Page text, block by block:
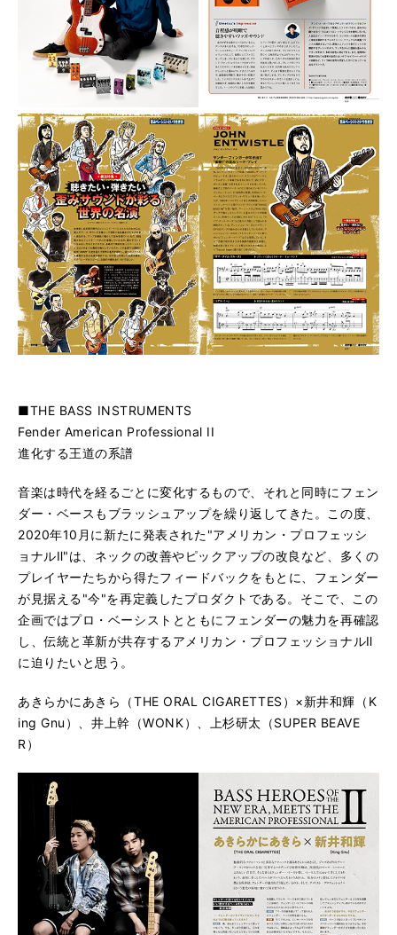
■THE BASS INSTRUMENTS
Fender American Professional II
進化する王道の系譜
音楽は時代を経るごとに変化するもので、それと同時にフェン
ダー・ベースもブラッシュアップを繰り返してきた。この度、
2020年10月に新たに発表された"アメリカン・プロフェッシ
ョナルⅡ"は、ネックの改善やピックアップの改良など、多くの
プレイヤーたちから得たフィードバックをもとに、フェンダー
が見据える"今"を再定義したプロダクトである。そこで、この
企画ではプロ・ベーシストとともにフェンダーの魅力を再確認
し、伝統と革新が共存するアメリカン・プロフェッショナルⅡ
に迫りたいと思う。
あきらかにあきら（THE ORAL CIGARETTES）×新井和輝（K
ing Gnu）、井上幹（WONK）、上杉研太（SUPER BEAVE
R）